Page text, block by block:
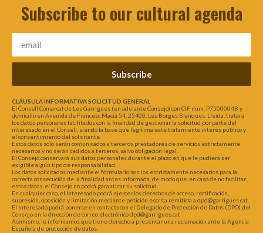
Subscribe to our cultural agenda
Subscribe
CLÁUSULA INFORMATIVA SOLICITUD GENERAL
El Consell Comarcal de Les Garrigues (en adelante Consejo) con CIF núm. P7500004B y
domicilio en Avenida de Francesc Macià 54, 25400, Les Borges Blanques, Lleida, tratará
los datos personales facilitados con la finalidad de gestionar la solicitud por parte del
interesado en el Consell, siendo la base que legitima este tratamiento interés público y
el consentimiento del solicitante.
Estos datos sólo serán comunicados a terceros prestadores de servicios estrictamente
necesarios y no serán cedidos a terceros, salvo obligación legal.
El Consejo conservará sus datos personales durante el plazo en que le pudiera ser
exigible algún tipo de responsabilidad.
Los datos solicitados mediante el formulario son los estrictamente necesarios para la
correcta consecución de la finalidad antes informada, de modo que, en caso de no facilitar
estos datos, el Consejo no podrá garantizar su solicitud.
En cualquier caso, el Interesado podrá ejercer los derechos de acceso, rectificación,
supresión, oposición y limitación mediante petición escrita remitida a dpd@garrigues.cat.
El Interesado podrá ponerse en contacto con el Delegado de Protección de Datos (DPO) del
Consejo en la dirección de correo electrónico dpd@garrigues.cat
Asimismo, le informamos que tiene derecho a presentar una reclamación ante la Agencia
Española de protección de datos.